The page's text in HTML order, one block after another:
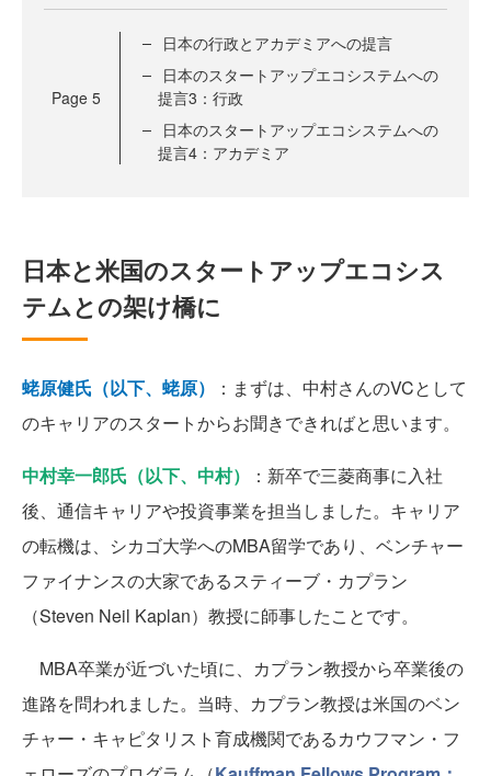
Page 5
日本の行政とアカデミアへの提言
日本のスタートアップエコシステムへの
提言3：行政
日本のスタートアップエコシステムへの
提言4：アカデミア
日本と米国のスタートアップエコシス
テムとの架け橋に
蛯原健氏（以下、蛯原）
：まずは、中村さんのVCとして
のキャリアのスタートからお聞きできればと思います。
中村幸一郎氏（以下、中村）
：新卒で三菱商事に入社
後、通信キャリアや投資事業を担当しました。キャリア
の転機は、シカゴ大学へのMBA留学であり、ベンチャー
ファイナンスの大家であるスティーブ・カプラン
（Steven Neil Kaplan）教授に師事したことです。
MBA卒業が近づいた頃に、カプラン教授から卒業後の
進路を問われました。当時、カプラン教授は⽶国のベン
チャー・キャピタリスト育成機関であるカウフマン・フ